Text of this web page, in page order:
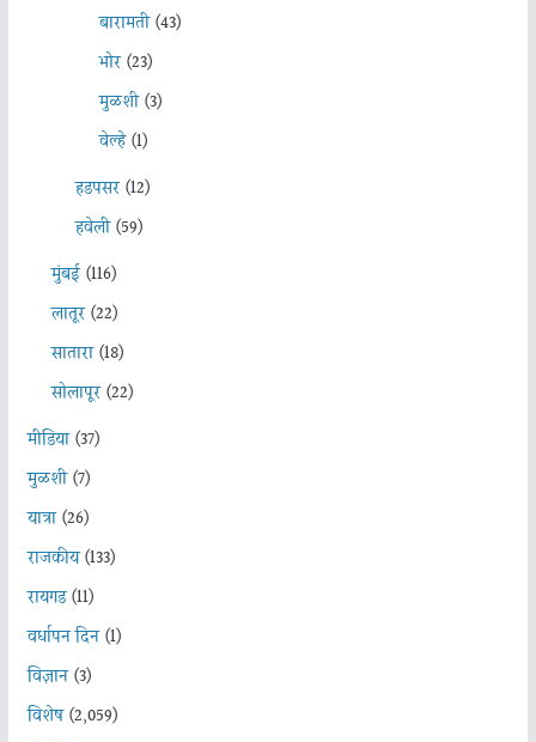
बारामती(43)
भोर(23)
मुळशी(3)
वेल्हे(1)
हडपसर(12)
हवेली(59)
मुंबई(116)
लातूर(22)
सातारा(18)
सोलापूर(22)
मीडिया(37)
मुळशी(7)
यात्रा(26)
राजकीय(133)
रायगड(11)
वर्धापन दिन(1)
विज्ञान(3)
विशेष(2,059)